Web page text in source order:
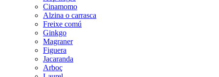
Cinamomo
Alzina o carrasca
Freixe comú
Ginkgo
Magraner
Figuera
Jacaranda
Arboç